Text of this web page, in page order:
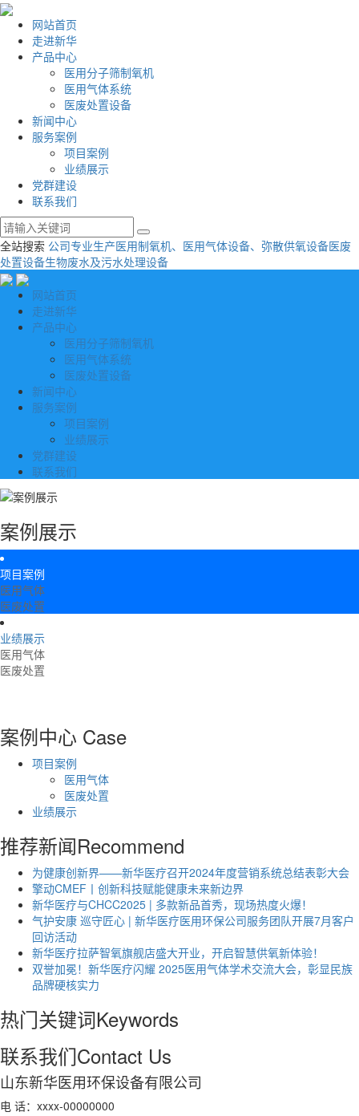
网站首页
走进新华
产品中心
医用分子筛制氧机
医用气体系统
医废处置设备
新闻中心
服务案例
项目案例
业绩展示
党群建设
联系我们
全站搜索 公司专业生产医用制氧机、医用气体设备、弥散供氧设备医废
处置设备生物废水及污水处理设备
网站首页
走进新华
产品中心
医用分子筛制氧机
医用气体系统
医废处置设备
新闻中心
服务案例
项目案例
业绩展示
党群建设
联系我们
案例展示
项目案例
医用气体
医废处置
业绩展示
医用气体
医废处置
案例中心 Case
项目案例
医用气体
医废处置
业绩展示
推荐新闻Recommend
为健康创新界——新华医疗召开2024年度营销系统总结表彰大会
擎动CMEF丨创新科技赋能健康未来新边界
新华医疗与CHCC2025 | 多款新品首秀，现场热度火爆！
气护安康 巡守匠心 | 新华医疗医用环保公司服务团队开展7月客户
回访活动
新华医疗拉萨智氧旗舰店盛大开业，开启智慧供氧新体验！
双誉加冕！新华医疗闪耀 2025医用气体学术交流大会，彰显民族
品牌硬核实力
热门关键词Keywords
联系我们Contact Us
山东新华医用环保设备有限公司
电 话：xxxx-00000000